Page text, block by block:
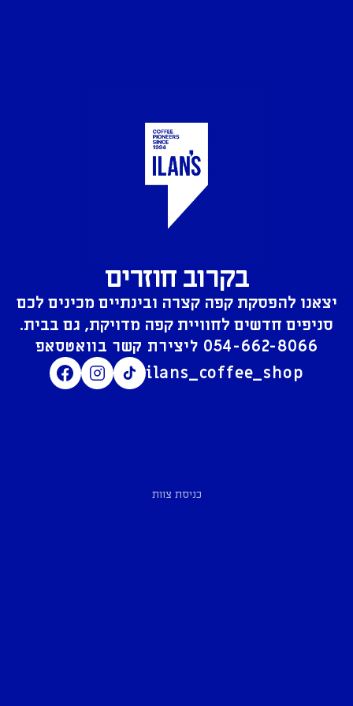
בקרוב חוזרים
יצאנו להפסקת קפה קצרה ובינתיים מכינים לכם
סניפים חדשים לחוויית קפה מדויקת, גם בבית.
054-662-8066
ilans_coffee_shop
כניסת צוות